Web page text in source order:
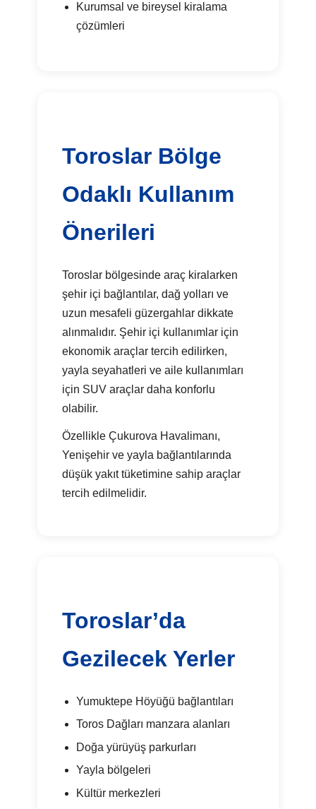
Kurumsal ve bireysel kiralama
çözümleri
Toroslar Bölge
Odaklı Kullanım
Önerileri
Toroslar bölgesinde araç kiralarken
şehir içi bağlantılar, dağ yolları ve
uzun mesafeli güzergahlar dikkate
alınmalıdır. Şehir içi kullanımlar için
ekonomik araçlar tercih edilirken,
yayla seyahatleri ve aile kullanımları
için SUV araçlar daha konforlu
olabilir.
Özellikle Çukurova Havalimanı,
Yenişehir ve yayla bağlantılarında
düşük yakıt tüketimine sahip araçlar
tercih edilmelidir.
Toroslar’da
Gezilecek Yerler
Yumuktepe Höyüğü bağlantıları
Toros Dağları manzara alanları
Doğa yürüyüş parkurları
Yayla bölgeleri
Kültür merkezleri